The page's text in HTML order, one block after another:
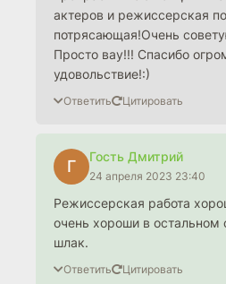
актеров и режиссерская
потрясающая!Очень
Просто вау!!! Спасибо
удовольствие!:)
Ответить Цитировать
Г
Гость Дмитрий
24 апреля 2023 23:40
Режиссерская работа
очень хороши в остальном
шлак.
Ответить Цитировать